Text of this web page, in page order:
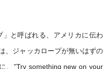
と呼ばれる、アメリカに伝わ
、ジャッカロープが無いはずの
、"Try something new on your